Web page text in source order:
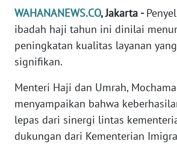
WAHANANEWS.CO, Jakarta -
ibadah haji tahun ini dinilai
peningkatan kualitas layanan
signifikan.
Menteri Haji dan Umrah,
menyampaikan bahwa
lepas dari sinergi lintas
dukungan dari Kementerian
Informasi
INDEKS
BERITA
KAMI
INFO
IKLAN